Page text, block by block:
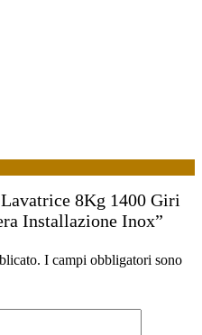
8Kg 1400 Giri
Installazione Inox”
I campi obbligatori sono